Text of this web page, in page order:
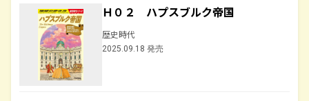
Ｈ０２ ハプスブルク帝国
歴史時代
2025.09.18 発売